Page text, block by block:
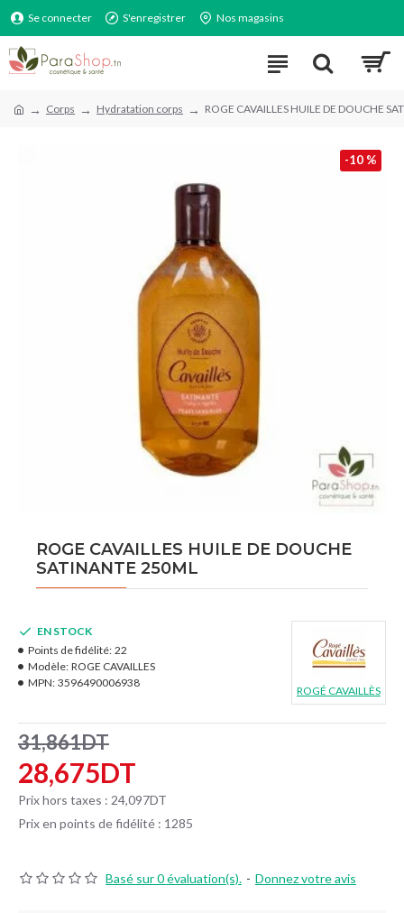
Se connecter S'enregistrer Nos magasins
Corps Hydratation corps ROGE CAVAILLES HUILE DE DOUCHE
-10 %
ROGE CAVAILLES HUILE DE DOUCHE
SATINANTE 250ML
Basé sur 0 évaluation(s). - Donnez votre avis
28,675DT
31,861DT
Prix hors taxes : 24,097DT
Prix en points de fidélité : 1285
EN STOCK
Points de fidélité: 22
Modèle: ROGE CAVAILLES
MPN: 3596490006938
ROGÉ CAVAILLÈS